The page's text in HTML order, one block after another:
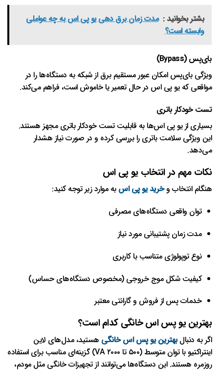
بشتر بخوانید : مدت زمان برق‌ دهی یو پی اس به چه عواملی
وابسته است؟
بای‌پس (Bypass)
ویژگی بای‌پس امکان عبور مستقیم برق از شبکه به دستگاه‌ها را در
مواقعی که یو پی اس در حال تعمیر یا خاموش است، فراهم می‌کند.
تست خودکار باتری
بسیاری از یو پی اس‌ها به قابلیت تست خودکار باتری مجهز هستند.
این ویژگی سلامت باتری را بررسی کرده و در صورت نیاز هشدار
می‌دهد.
نکات مهم در انتخاب یو پی اس
هنگام انتخاب وخرید یو پی اس به موارد زیر توجه کنید:
توان واقعی دستگاه‌های مصرفی
مدت زمان پشتیبانی مورد نیاز
نوع توپولوژی متناسب با کاربری
کیفیت شکل موج خروجی (مخصوص دستگاه‌های حساس)
خدمات پس از فروش و گارانتی معتبر
بهترین یو پس اس خانگی کدام است؟
اگر به دنبالبهترین یو پس اس خانگی هستید، مدل‌های لاین
اینتراکتیو با توان متوسط (۵۰۰ تا ۲۰۰۰ VA) گزینه‌ای مناسب برای استفاده
روزمره هستند. این دستگاه‌ها می‌توانند از تجهیزات خانگی مثل مودم،